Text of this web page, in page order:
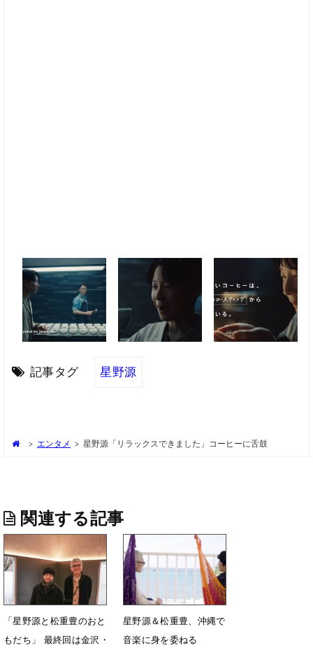
記事タグ 星野源
> エンタメ > 星野源「リラックスできました」コーヒーに舌鼓
関連する記事
「星野源と松重豊のおと
もだち」 最終回は金沢・
星野源＆松重豊、沖縄で
音楽に身を委ねる